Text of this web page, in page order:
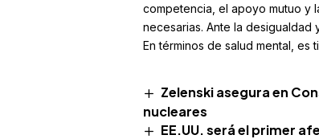
competencia, el apoyo mutuo y
necesarias. Ante la desigualdad
En términos de salud mental,
Zelenski asegura en
nucleares
EE.UU. será el primer